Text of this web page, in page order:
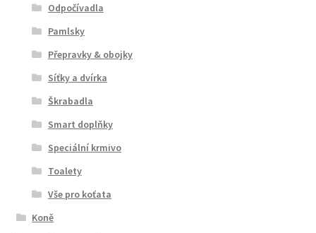
Odpočívadla
Pamlsky
Přepravky & obojky
Síťky a dvírka
Škrabadla
Smart doplňky
Speciální krmivo
Toalety
Vše pro koťata
Koně